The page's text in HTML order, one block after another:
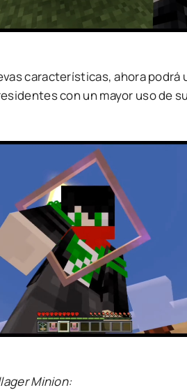
características, ahora
con un mayor uso de
Minion: